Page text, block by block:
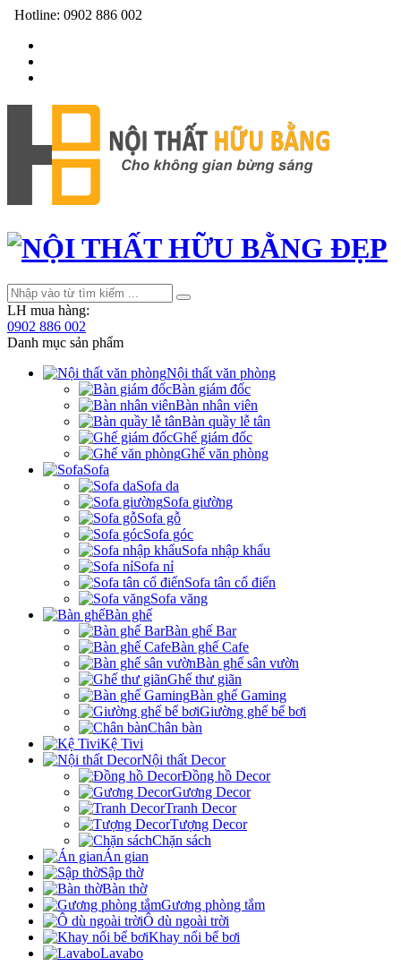
Hotline: 0902 886 002
LH mua hàng:
0902 886 002
Danh mục sản phẩm
Nội thất văn phòng
Bàn giám đốc
Bàn nhân viên
Bàn quầy lễ tân
Ghế giám đốc
Ghế văn phòng
Sofa
Sofa da
Sofa giường
Sofa gỗ
Sofa góc
Sofa nhập khẩu
Sofa nỉ
Sofa tân cổ điển
Sofa văng
Bàn ghế
Bàn ghế Bar
Bàn ghế Cafe
Bàn ghế sân vườn
Ghế thư giãn
Bàn ghế Gaming
Giường ghế bể bơi
Chân bàn
Kệ Tivi
Nội thất Decor
Đồng hồ Decor
Gương Decor
Tranh Decor
Tượng Decor
Chặn sách
Án gian
Sập thờ
Bàn thờ
Gương phòng tắm
Ô dù ngoài trời
Khay nổi bể bơi
Lavabo